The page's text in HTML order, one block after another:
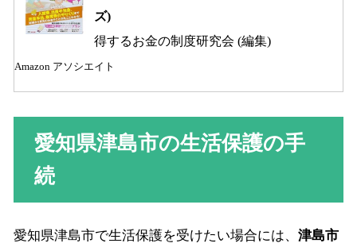
ズ)
得するお金の制度研究会 (編集)
Amazon アソシエイト
愛知県津島市の生活保護の手
続
愛知県津島市で生活保護を受けたい場合には、津島市